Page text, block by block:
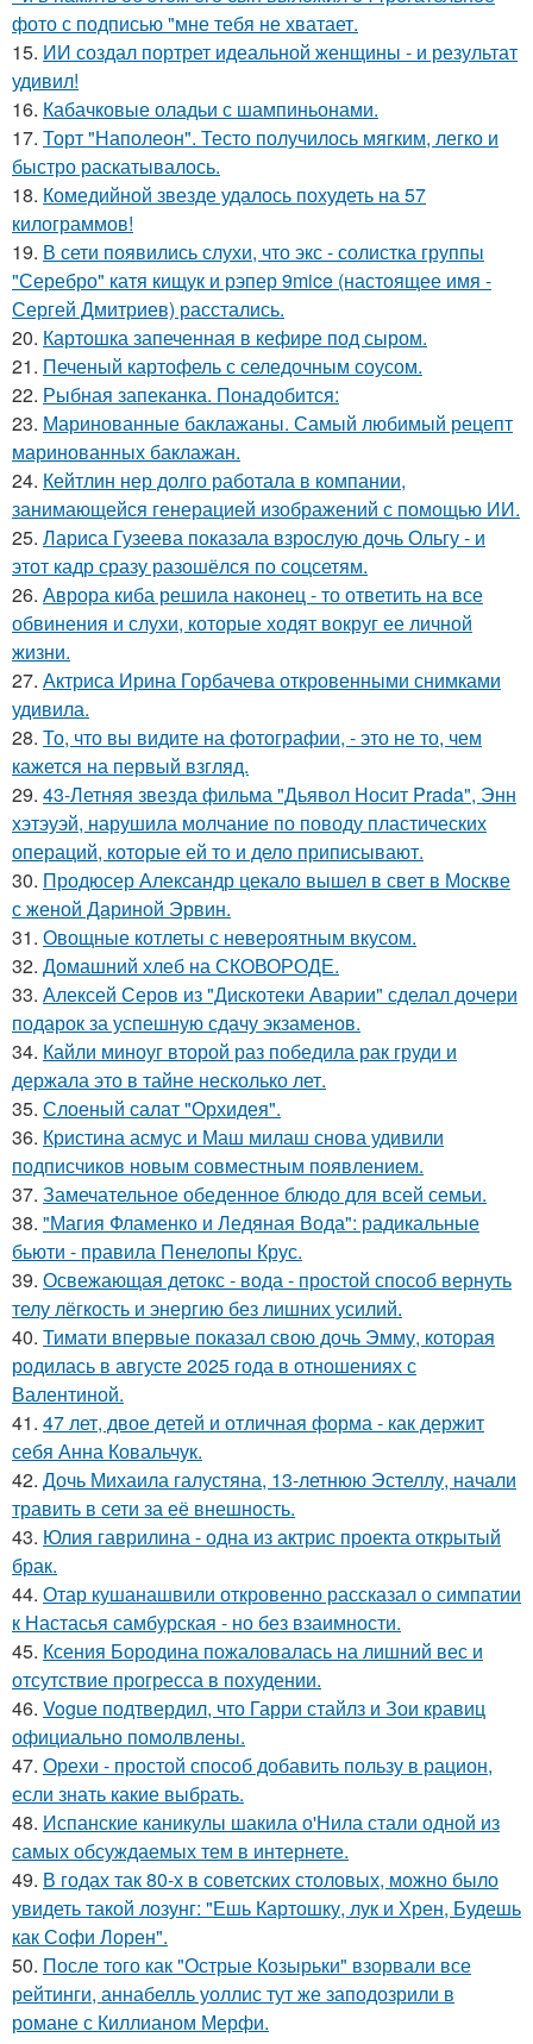
фото с подписью "мне тебя не хватает.
15. ИИ создал портрет идеальной женщины - и результат
удивил!
16. Кабачковые оладьи с шампиньонами.
17. Торт "Наполеон". Тесто получилось мягким, легко и
быстро раскатывалось.
18. Комедийной звезде удалось похудеть на 57
килограммов!
19. В сети появились слухи, что экс - солистка группы
"Серебро" катя кищук и рэпер 9mice (настоящее имя -
Сергей Дмитриев) расстались.
20. Картошка запеченная в кефире под сыром.
21. Печеный картофель с селедочным соусом.
22. Рыбная запеканка. Понадобится:
23. Маринованные баклажаны. Самый любимый рецепт
маринованных баклажан.
24. Кейтлин нер долго работала в компании,
занимающейся генерацией изображений с помощью ИИ.
25. Лариса Гузеева показала взрослую дочь Ольгу - и
этот кадр сразу разошёлся по соцсетям.
26. Аврора киба решила наконец - то ответить на все
обвинения и слухи, которые ходят вокруг ее личной
жизни.
27. Актриса Ирина Горбачева откровенными снимками
удивила.
28. То, что вы видите на фотографии, - это не то, чем
кажется на первый взгляд.
29. 43-Летняя звезда фильма "Дьявол Носит Prada", Энн
хэтэуэй, нарушила молчание по поводу пластических
операций, которые ей то и дело приписывают.
30. Продюсер Александр цекало вышел в свет в Москве
с женой Дариной Эрвин.
31. Овощные котлеты с невероятным вкусом.
32. Домашний хлеб на СКОВОРОДЕ.
33. Алексей Серов из "Дискотеки Аварии" сделал дочери
подарок за успешную сдачу экзаменов.
34. Кайли миноуг второй раз победила рак груди и
держала это в тайне несколько лет.
35. Слоеный салат "Орхидея".
36. Кристина асмус и Маш милаш снова удивили
подписчиков новым совместным появлением.
37. Замечательное обеденное блюдо для всей семьи.
38. "Магия Фламенко и Ледяная Вода": радикальные
бьюти - правила Пенелопы Крус.
39. Освежающая детокс - вода - простой способ вернуть
телу лёгкость и энергию без лишних усилий.
40. Тимати впервые показал свою дочь Эмму, которая
родилась в августе 2025 года в отношениях с
Валентиной.
41. 47 лет, двое детей и отличная форма - как держит
себя Анна Ковальчук.
42. Дочь Михаила галустяна, 13-летнюю Эстеллу, начали
травить в сети за её внешность.
43. Юлия гаврилина - одна из актрис проекта открытый
брак.
44. Отар кушанашвили откровенно рассказал о симпатии
к Настасья самбурская - но без взаимности.
45. Ксения Бородина пожаловалась на лишний вес и
отсутствие прогресса в похудении.
46. Vogue подтвердил, что Гарри стайлз и Зои кравиц
официально помолвлены.
47. Орехи - простой способ добавить пользу в рацион,
если знать какие выбрать.
48. Испанские каникулы шакила о'Нила стали одной из
самых обсуждаемых тем в интернете.
49. В годах так 80-х в советских столовых, можно было
увидеть такой лозунг: "Ешь Картошку, лук и Хрен, Будешь
как Софи Лорен".
50. После того как "Острые Козырьки" взорвали все
рейтинги, аннабелль уоллис тут же заподозрили в
романе с Киллианом Мерфи.